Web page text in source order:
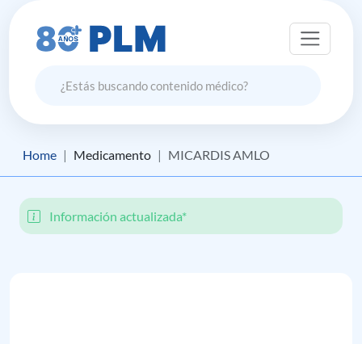
Home Medicamento MICARDIS AMLO
Información actualizada*